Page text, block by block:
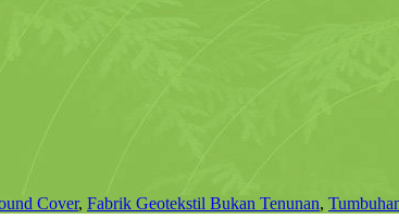
Cover, Fabrik Geotekstil Bukan Tenunan,